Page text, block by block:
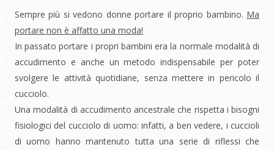
Sempre più si vedono donne portare il proprio bambino. Ma
portare non è affatto una moda!
In passato portare i propri bambini era la normale modalità di
accudimento e anche un metodo indispensabile per poter
svolgere le attività quotidiane, senza mettere in pericolo il
cucciolo.
Una modalità di accudimento ancestrale che rispetta i bisogni
fisiologici del cucciolo di uomo: infatti, a ben vedere, i cuccioli
di uomo hanno mantenuto tutta una serie di riflessi che